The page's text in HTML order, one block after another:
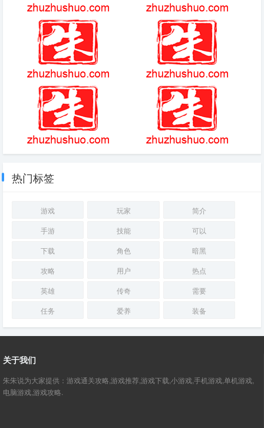
可以入宫升妃的游戏 mu怀旧版手游官网
王者关系有哪几种
(2025-11-10热点)-何炅回应衰
老焦虑：准备再干三四十年！专
家支招科学应对！
热门标签
游戏 玩家
简介
手游
技能
可以
下载
角色
暗黑
攻略
用户
热点
英雄
传奇
需要
任务
爱养 装备
关于我们
朱朱说为大家提供：游戏通关攻略,游戏推荐,游戏下载,小游戏,手机游戏,单机游戏,
电脑游戏,游戏攻略.